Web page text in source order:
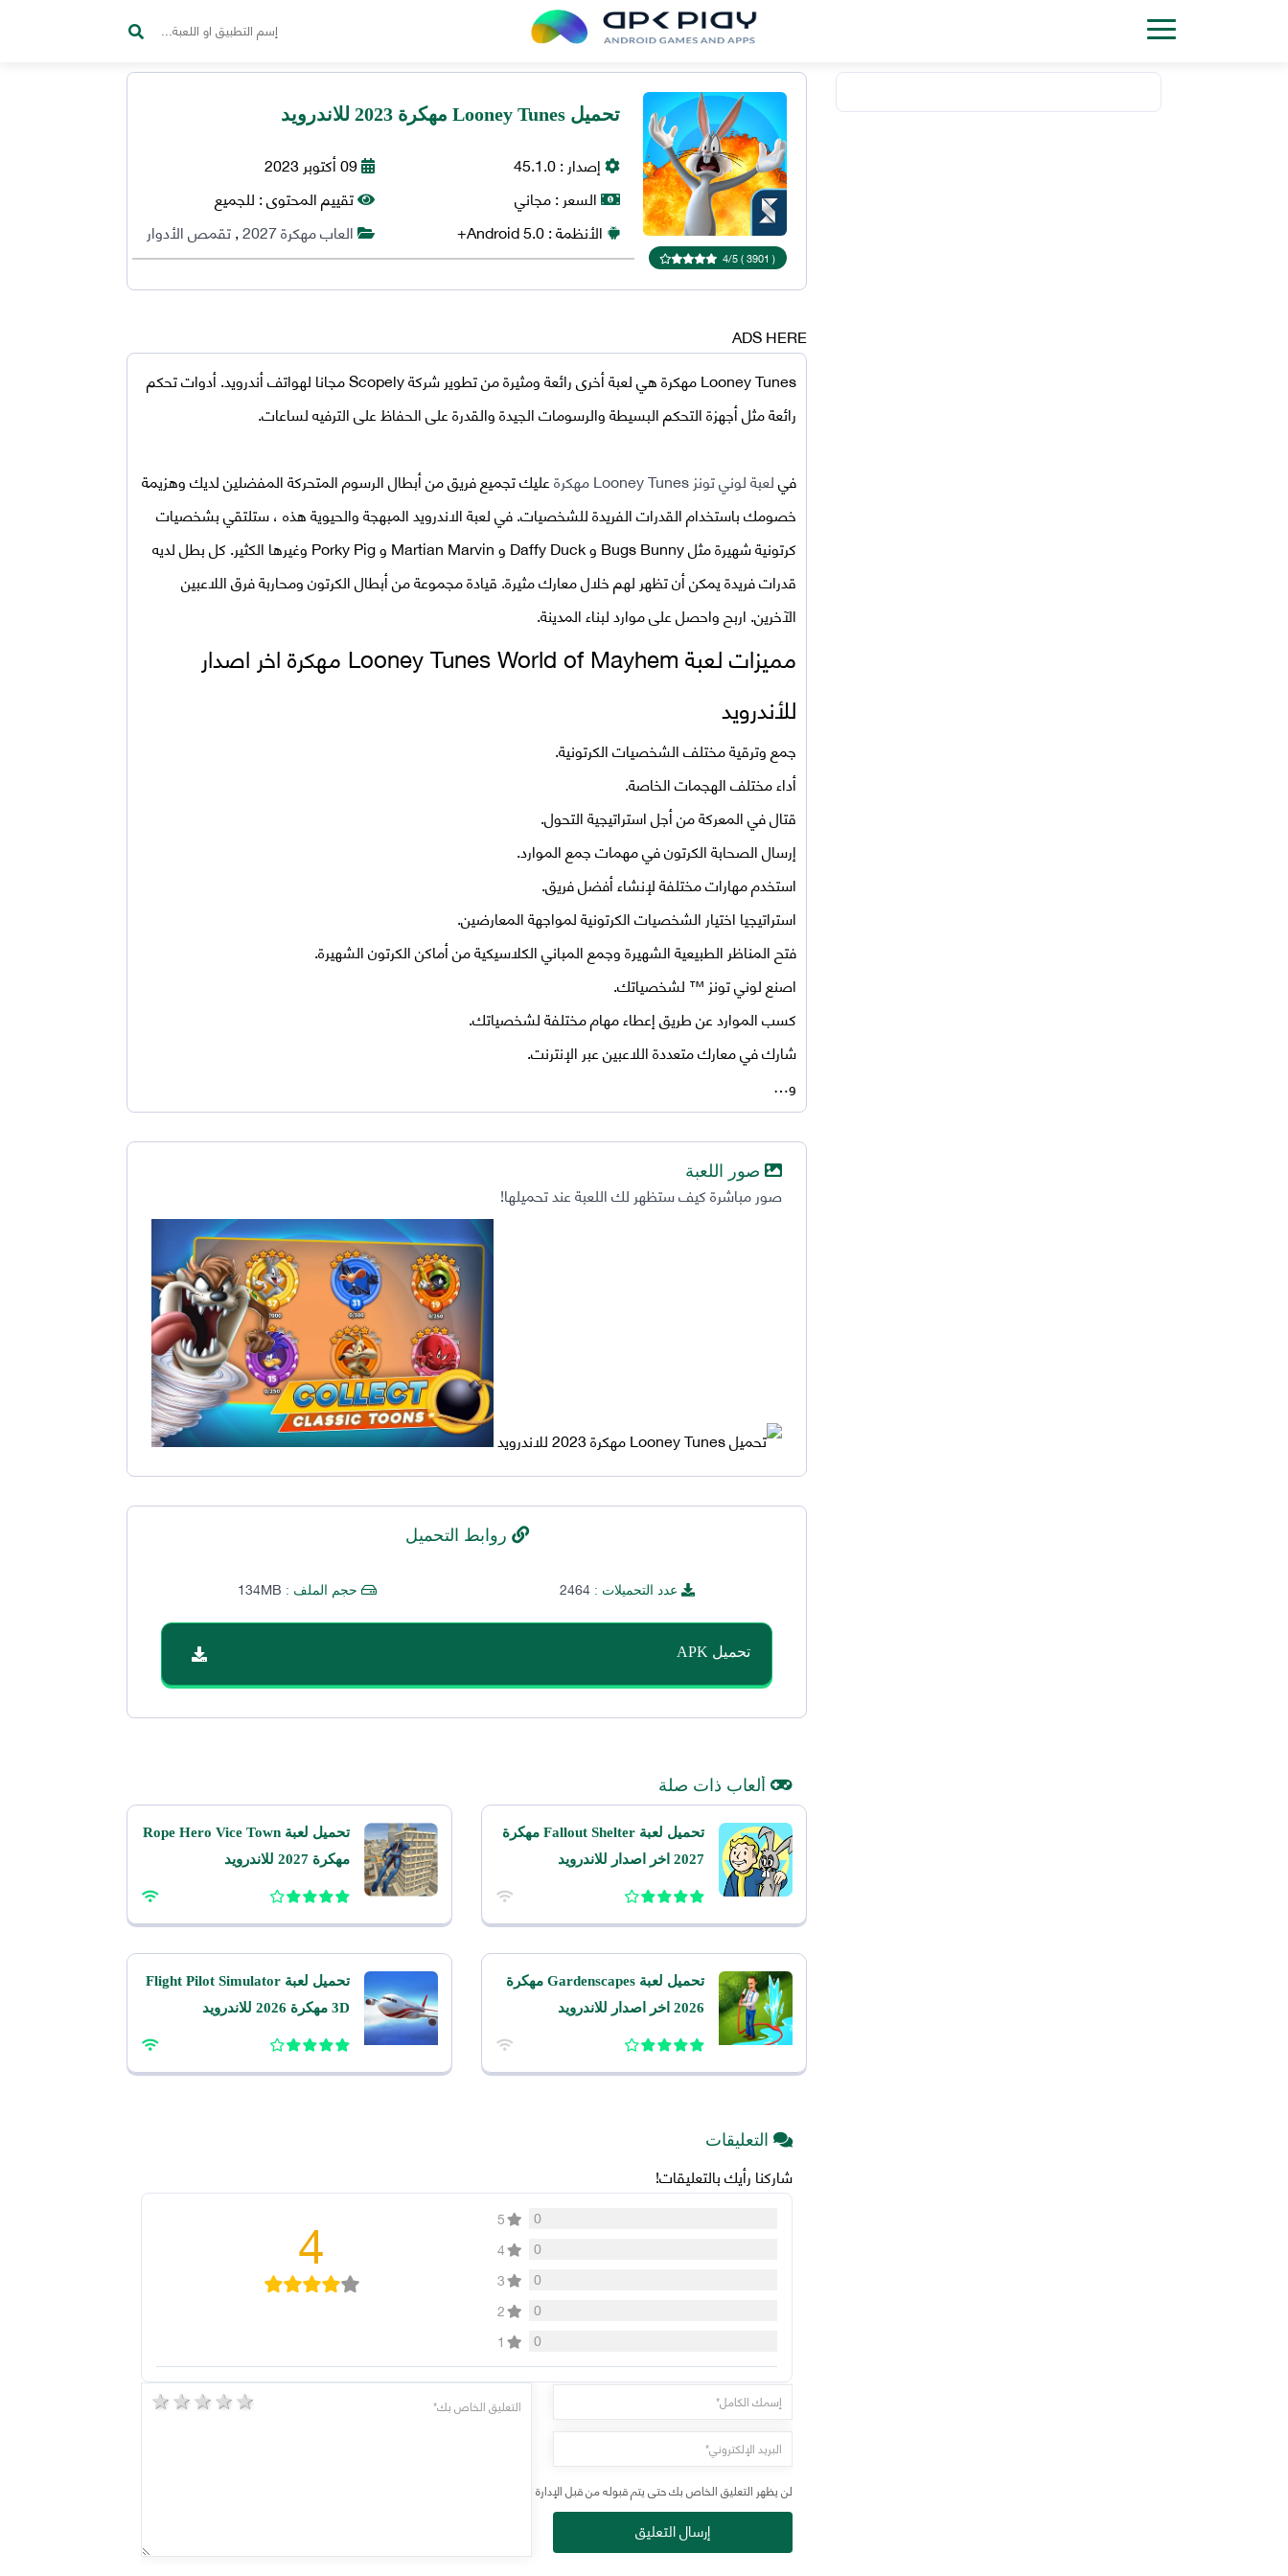
تحميل Looney Tunes مهكرة 2023 للاندرويد
إصدار :45.1.0
السعر :مجاني
الأنظمة :
Android5.0+
09 أكتوبر 2023
تقييم المحتوى :للجميع
العاب مهكرة 2027
,تقمص الأدوار
(
3901
)
4/5
ADS HERE
Looney Tunes مهكرة
هي لعبة أخرى رائعة ومثيرة من تطوير شركة Scopely مجانا لهواتف أندرويد. أدوات تحكم
رائعة مثل أجهزة التحكم البسيطة والرسومات الجيدة والقدرة على الحفاظ على الترفيه لساعات.
فيلعبة لوني تونز Looney Tunes مهكرة
عليك تجميع فريق من أبطال الرسوم المتحركة المفضلين لديك وهزيمة
خصومك باستخدام القدرات الفريدة للشخصيات. في لعبة الاندرويد المبهجة والحيوية هذه ، ستلتقي بشخصيات
كرتونية شهيرة مثل Bugs Bunny و Daffy Duck و Martian Marvin و Porky Pig وغيرها الكثير. كل بطل لديه
قدرات فريدة يمكن أن تظهر لهم خلال معارك مثيرة. قيادة مجموعة من أبطال الكرتون ومحاربة فرق اللاعبين
الآخرين. اربح واحصل على موارد لبناء المدينة.
مميزات لعبة Looney Tunes World of Mayhem مهكرةاخر اصدار
للأندرويد
جمع وترقية مختلف الشخصيات الكرتونية.
أداء مختلف الهجمات الخاصة.
قتال في المعركة من أجل استراتيجية التحول.
إرسال الصحابة الكرتون في مهمات جمع الموارد.
استخدم مهارات مختلفة لإنشاء أفضل فريق.
استراتيجيا اختيار الشخصيات الكرتونية لمواجهة المعارضين.
فتح المناظر الطبيعية الشهيرة وجمع المباني الكلاسيكية من أماكن الكرتون الشهيرة.
اصنع لوني تونز ™ لشخصياتك.
كسب الموارد عن طريق إعطاء مهام مختلفة لشخصياتك.
شارك في معارك متعددة اللاعبين عبر الإنترنت.
و…
صور اللعبة
صور مباشرة كيف ستظهر لك اللعبة عند تحميلها!
روابط التحميل
عدد التحميلات :2464 حجم الملف : 134MB
تحميل APK
ألعاب ذات صلة
تحميل لعبة Fallout Shelter مهكرة
2027 اخر اصدار للاندرويد
تحميل لعبة Rope Hero Vice Town
مهكرة 2027 للاندرويد
تحميل لعبة Gardenscapes مهكرة
2026 اخر اصدار للاندرويد
تحميل لعبة Flight Pilot Simulator
3D مهكرة 2026 للاندرويد
التعليقات
شاركنا رأيك بالتعليقات!
0
5
0
4
0
3
0
2
0
1
4
5 stars 4 stars 3 stars 2 stars 1 star
لن يظهر التعليق الخاص بك حتى يتم قبوله من قبل الإدارة
إرسال التعليق